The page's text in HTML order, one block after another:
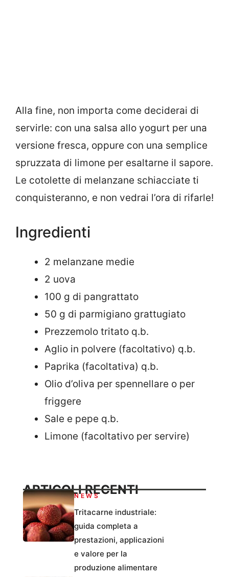
Alla fine, non importa come deciderai di
servirle: con una salsa allo yogurt per una
versione fresca, oppure con una semplice
spruzzata di limone per esaltarne il sapore.
Le cotolette di melanzane schiacciate ti
conquisteranno, e non vedrai l’ora di rifarle!
Ingredienti
2 melanzane medie
2 uova
100 g di pangrattato
50 g di parmigiano grattugiato
Prezzemolo tritato q.b.
Aglio in polvere (facoltativo) q.b.
Paprika (facoltativa) q.b.
Olio d’oliva per spennellare o per
friggere
Sale e pepe q.b.
Limone (facoltativo per servire)
ARTICOLI RECENTI
NEWS
Tritacarne industriale:
guida completa a
prestazioni, applicazioni
e valore per la
produzione alimentare